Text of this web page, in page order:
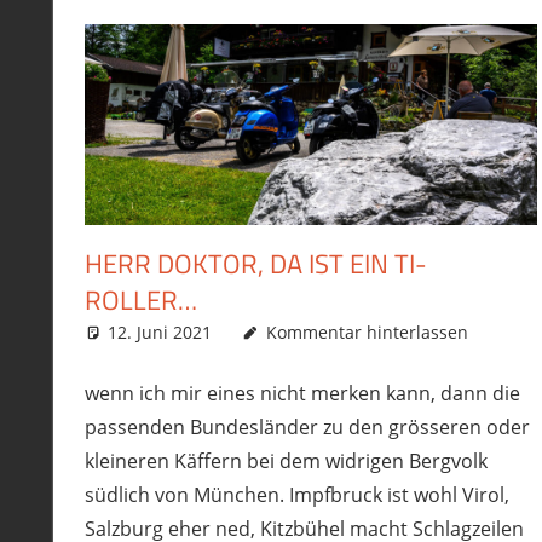
HERR DOKTOR, DA IST EIN TI-
ROLLER…
12. Juni 2021 phil
Allgemein,Motorrad,Roller
Kommentar hinterlassen
wenn ich mir eines nicht merken kann, dann die
passenden Bundesländer zu den grösseren oder
kleineren Käffern bei dem widrigen Bergvolk
südlich von München. Impfbruck ist wohl Virol,
Salzburg eher ned, Kitzbühel macht Schlagzeilen